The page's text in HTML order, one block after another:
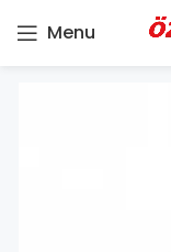
Menu